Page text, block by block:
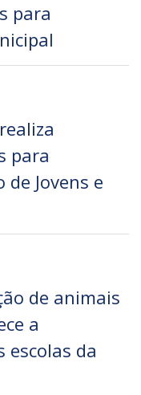
para
para
Jovens e
de animais
a
escolas da